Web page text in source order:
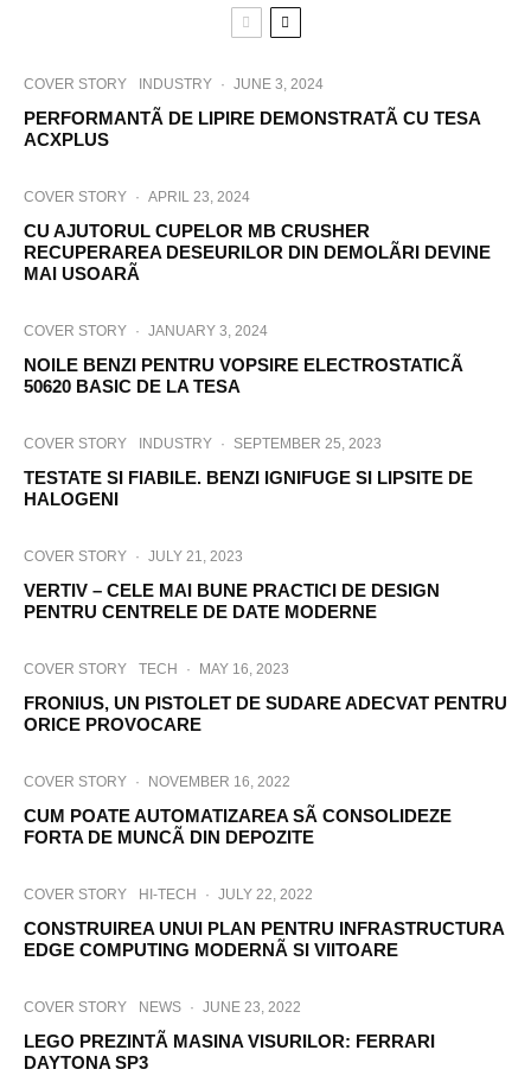
COVER STORY INDUSTRY · JUNE 3, 2024
PERFORMANTÃ DE LIPIRE DEMONSTRATÃ CU TESA
ACXPLUS
COVER STORY · APRIL 23, 2024
CU AJUTORUL CUPELOR MB CRUSHER
RECUPERAREA DESEURILOR DIN DEMOLÃRI DEVINE
MAI USOARÃ
COVER STORY · JANUARY 3, 2024
NOILE BENZI PENTRU VOPSIRE ELECTROSTATICÃ
50620 BASIC DE LA TESA
COVER STORY INDUSTRY · SEPTEMBER 25, 2023
TESTATE SI FIABILE. BENZI IGNIFUGE SI LIPSITE DE
HALOGENI
COVER STORY · JULY 21, 2023
VERTIV – CELE MAI BUNE PRACTICI DE DESIGN
PENTRU CENTRELE DE DATE MODERNE
COVER STORY TECH · MAY 16, 2023
FRONIUS, UN PISTOLET DE SUDARE ADECVAT PENTRU
ORICE PROVOCARE
COVER STORY · NOVEMBER 16, 2022
CUM POATE AUTOMATIZAREA SÃ CONSOLIDEZE
FORTA DE MUNCÃ DIN DEPOZITE
COVER STORY HI-TECH · JULY 22, 2022
CONSTRUIREA UNUI PLAN PENTRU INFRASTRUCTURA
EDGE COMPUTING MODERNÃ SI VIITOARE
COVER STORY NEWS · JUNE 23, 2022
LEGO PREZINTÃ MASINA VISURILOR: FERRARI
DAYTONA SP3